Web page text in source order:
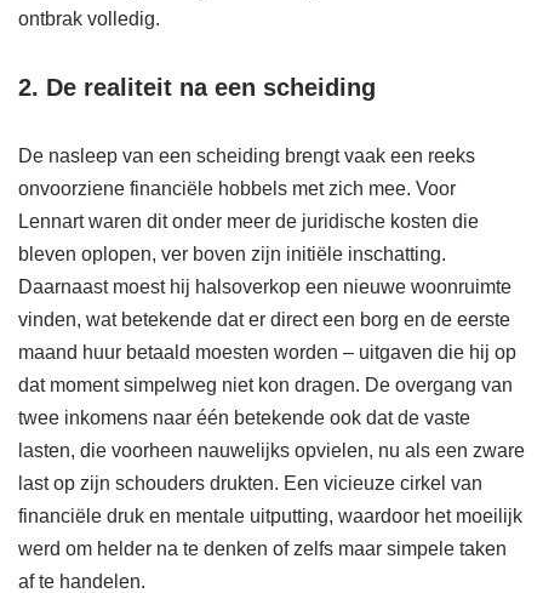
ontbrak volledig.
2. De realiteit na een scheiding
De nasleep van een scheiding brengt vaak een reeks
onvoorziene financiële hobbels met zich mee. Voor
Lennart waren dit onder meer de juridische kosten die
bleven oplopen, ver boven zijn initiële inschatting.
Daarnaast moest hij halsoverkop een nieuwe woonruimte
vinden, wat betekende dat er direct een borg en de eerste
maand huur betaald moesten worden – uitgaven die hij op
dat moment simpelweg niet kon dragen. De overgang van
twee inkomens naar één betekende ook dat de vaste
lasten, die voorheen nauwelijks opvielen, nu als een zware
last op zijn schouders drukten. Een vicieuze cirkel van
financiële druk en mentale uitputting, waardoor het moeilijk
werd om helder na te denken of zelfs maar simpele taken
af te handelen.